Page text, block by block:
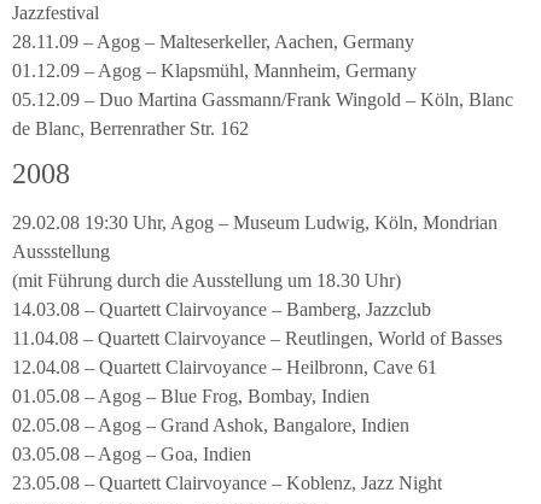
Jazzfestival
28.11.09 – Agog – Malteserkeller, Aachen, Germany
01.12.09 – Agog – Klapsmühl, Mannheim, Germany
05.12.09 – Duo Martina Gassmann/Frank Wingold – Köln, Blanc
de Blanc, Berrenrather Str. 162
2008
29.02.08 19:30 Uhr, Agog – Museum Ludwig, Köln, Mondrian
Aussstellung
(mit Führung durch die Ausstellung um 18.30 Uhr)
14.03.08 – Quartett Clairvoyance – Bamberg, Jazzclub
11.04.08 – Quartett Clairvoyance – Reutlingen, World of Basses
12.04.08 – Quartett Clairvoyance – Heilbronn, Cave 61
01.05.08 – Agog – Blue Frog, Bombay, Indien
02.05.08 – Agog – Grand Ashok, Bangalore, Indien
03.05.08 – Agog – Goa, Indien
23.05.08 – Quartett Clairvoyance – Koblenz, Jazz Night